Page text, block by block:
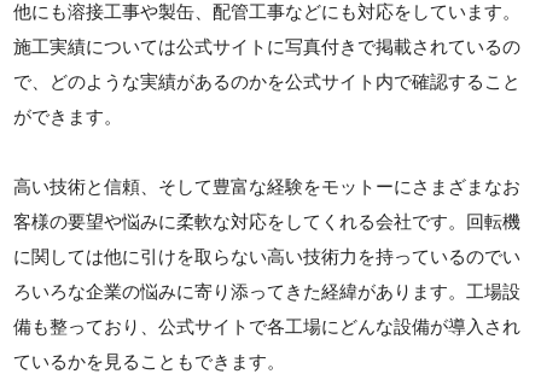
他にも溶接工事や製缶、配管工事などにも対応をしています。
施工実績については公式サイトに写真付きで掲載されているの
で、どのような実績があるのかを公式サイト内で確認すること
ができます。
高い技術と信頼、そして豊富な経験をモットーにさまざまなお
客様の要望や悩みに柔軟な対応をしてくれる会社です。回転機
に関しては他に引けを取らない高い技術力を持っているのでい
ろいろな企業の悩みに寄り添ってきた経緯があります。工場設
備も整っており、公式サイトで各工場にどんな設備が導入され
ているかを見ることもできます。